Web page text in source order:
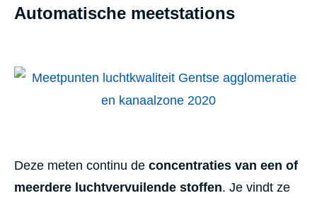
Automatische meetstations
Deze meten continu de concentraties van een of
meerdere luchtvervuilende stoffen. Je vindt ze